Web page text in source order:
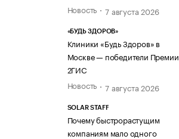
Новость
7 августа 2026
«БУДЬ ЗДОРОВ»
Клиники «Будь Здоров» в
Москве — победители Премии
2ГИС
Новость
7 августа 2026
SOLAR STAFF
Почему быстрорастущим
компаниям мало одного